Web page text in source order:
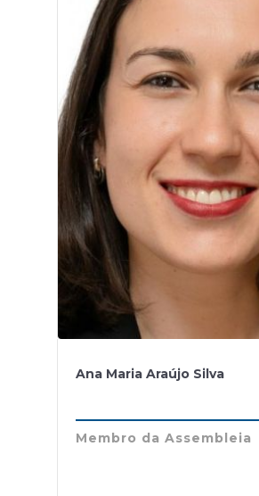
Ana Maria Araújo Silva
Membro da Assembleia